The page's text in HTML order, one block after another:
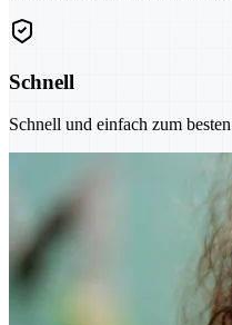
Schnell
Schnell und einfach zum